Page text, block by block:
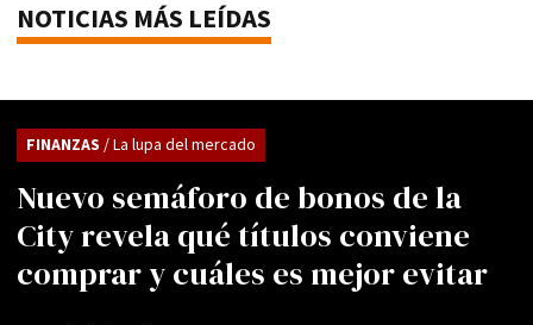
NOTICIAS MÁS LEÍDAS
Nuevo semáforo de bonos de la
City revela qué títulos conviene
comprar y cuáles es mejor evitar
FINANZAS / La lupa del mercado